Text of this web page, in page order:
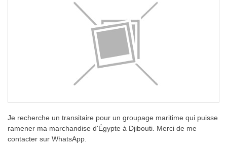
Je recherche un transitaire pour un groupage maritime qui puisse
ramener ma marchandise d'Égypte à Djibouti. Merci de me
contacter sur WhatsApp.